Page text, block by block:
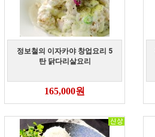
정보철의 이자카야 창업요리 5
탄 닭다리살요리
165,000원